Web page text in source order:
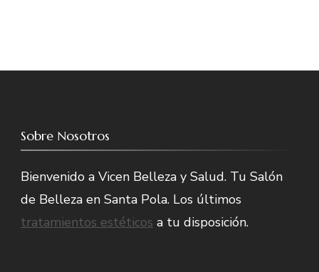
Sobre Nosotros
Bienvenido a Vicen Belleza y Salud. Tu Salón
de Belleza en Santa Pola. Los últimos
tratamientos estéticos a tu disposición.